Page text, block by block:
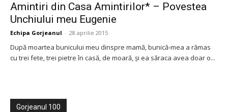
Amintiri din Casa Amintirilor* – Povestea
Unchiului meu Eugenie
Echipa Gorjeanul - 28 aprilie 2015
După moartea bunicului meu dinspre mamă, bunică-mea a rămas
cu trei fete, trei pietre în casă, de moară, şi ea săraca avea doar o...
Gorjeanul 100